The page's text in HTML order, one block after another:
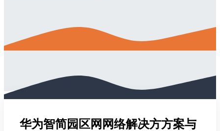
华为智简园区⽹网络解决⽅方案与